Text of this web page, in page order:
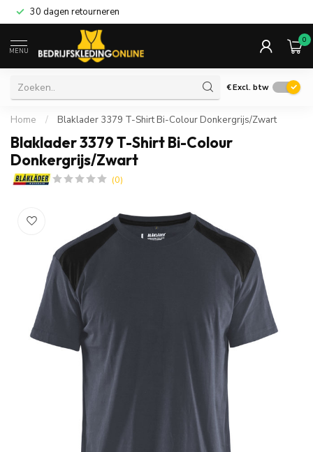
30 dagen retourneren
MENU
0
€Excl. btw
Home / Blaklader 3379 T-Shirt Bi-Colour Donkergrijs/Zwart
Blaklader 3379 T-Shirt Bi-Colour
Donkergrijs/Zwart
(0)